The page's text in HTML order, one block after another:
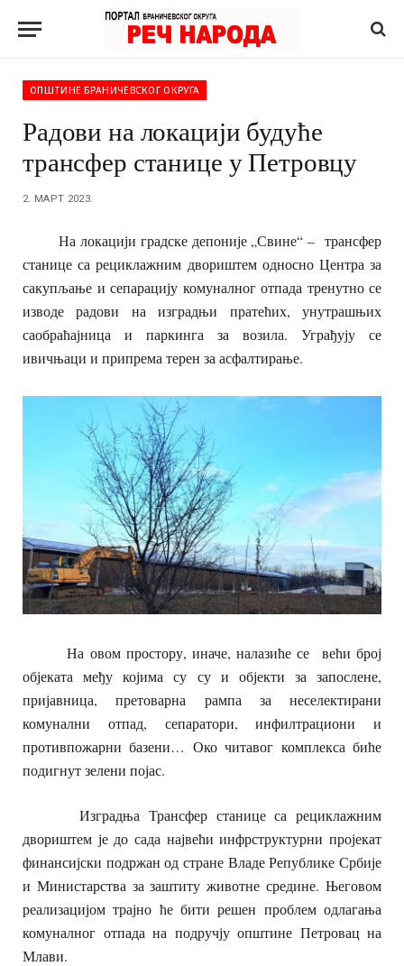
ОПШТИНЕ БРАНИЧЕВСКОГ ОКРУГА
Радови на локацији будуће
трансфер станице у Петровцу
2. МАРТ 2023.
На локацији градске депоније „Свине“ – трансфер
станице са рециклажним двориштем односно Центра за
сакупљање и сепарацију комуналног отпада тренутно се
изводе радови на изградњи пратећих, унутрашњих
саобраћајница и паркинга за возила. Уграђују се
ивичњаци и припрема терен за асфалтирање.
На овом простору, иначе, налазиће се већи број
објеката међу којима су су и објекти за запослене,
пријавница, претоварна рампа за неселектирани
комунални отпад, сепаратори, инфилтрациони и
противпожарни базени… Око читавог комплекса биће
подигнут зелени појас.
Изградња Трансфер станице са рециклажним
двориштем је до сада највећи инфрструктурни пројекат
финансијски подржан од стране Владе Републике Србије
и Министарства за заштиту животне средине. Његовом
реализацијом трајно ће бити решен проблем одлагања
комуналног отпада на подручју општине Петровац на
Млави.